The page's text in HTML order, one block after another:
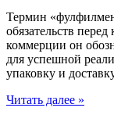
Термин
обязательств
коммерции он
для успешной
упаковку и
Читать далее »